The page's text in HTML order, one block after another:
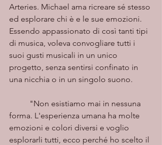
Arteries. Michael ama ricreare sé stesso
ed esplorare chi è e le sue emozioni.
Essendo appassionato di così tanti tipi
di musica, voleva convogliare tutti i
suoi gusti musicali in un unico
progetto, senza sentirsi confinato in
una nicchia o in un singolo suono.
forma. L'esperienza umana ha molte
emozioni e colori diversi e voglio
esplorarli tutti, ecco perché ho scelto il